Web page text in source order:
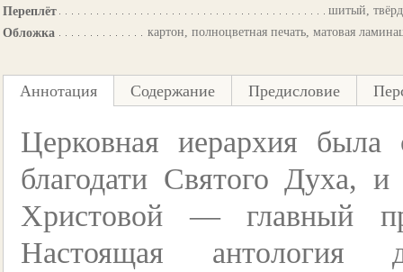
Переплёт
шитый,
Обложка
картон, полноцветная печать, матовая
Аннотация Содержание Предисловие
Церковная иерархия была
благодати Святого Духа,
Христовой — главный
Настоящая антология